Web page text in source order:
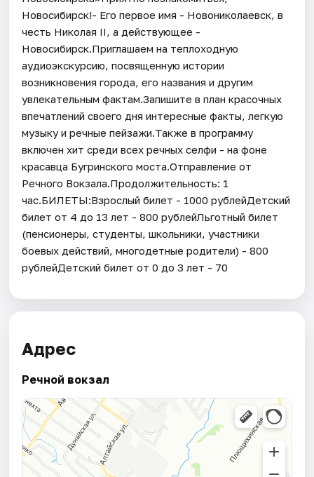
Новосибирск!- Его первое имя - Новониколаевск, в
честь Николая II, а действующее -
Новосибирск.Приглашаем на теплоходную
аудиоэкскурсию, посвященную истории
возникновения города, его названия и другим
увлекательным фактам.Запишите в план красочных
впечатлений своего дня интересные факты, легкую
музыку и речные пейзажи.​Также в программу
включен хит среди всех речных селфи - на фоне
красавца Бугринского моста.Отправление от
Речного Вокзала.Продолжительность: 1
час.БИЛЕТЫ:Взрослый билет - 1000 рублейДетский
билет от 4 до 13 лет - 800 рублейЛьготный билет
(пенсионеры, студенты, школьники, участники
боевых действий, многодетные родители) - 800
рублейДетский билет от 0 до 3 лет - 70
Адрес
Речной вокзал